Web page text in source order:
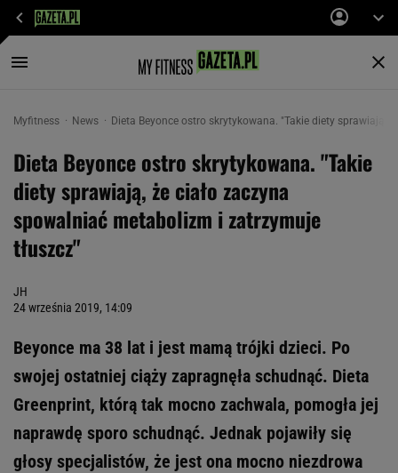
Myfitness News Dieta Beyonce ostro skrytykowana. "Takie diety sprawiają,
Dieta Beyonce ostro skrytykowana. "Takie
diety sprawiają, że ciało zaczyna
spowalniać metabolizm i zatrzymuje
tłuszcz"
JH
24 września 2019, 14:09
Beyonce ma 38 lat i jest mamą trójki dzieci. Po
swojej ostatniej ciąży zapragnęła schudnąć. Dieta
Greenprint, którą tak mocno zachwala, pomogła jej
naprawdę sporo schudnąć. Jednak pojawiły się
głosy specjalistów, że jest ona mocno niezdrowa